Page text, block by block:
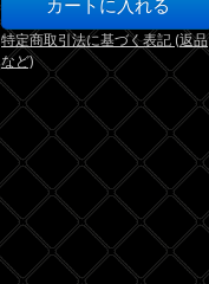
特定商取引法に基づく表記 (返品
など)